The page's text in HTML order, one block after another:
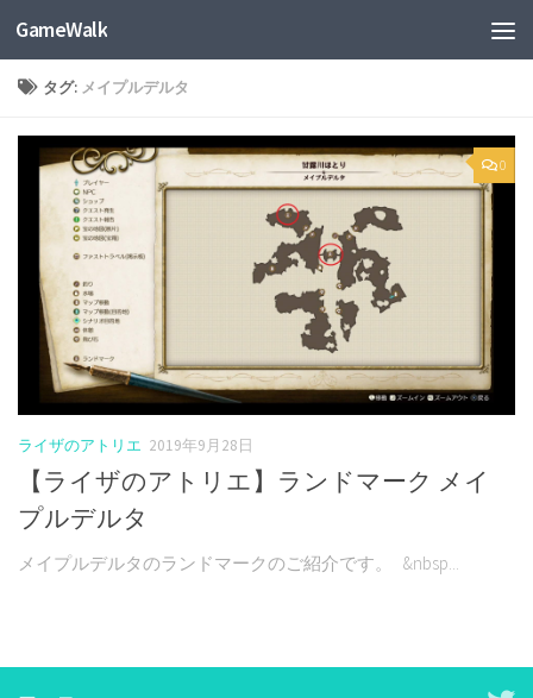
GameWalk
タグ: メイプルデルタ
0
ライザのアトリエ 2019年9月28日
【ライザのアトリエ】ランドマーク メイ
プルデルタ
メイプルデルタのランドマークのご紹介です。 &nbsp...